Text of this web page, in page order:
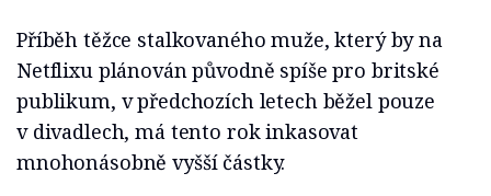
Příběh těžce stalkovaného muže, který by na
Netflixu plánován původně spíše pro britské
publikum, v předchozích letech běžel pouze
v divadlech, má tento rok inkasovat
mnohonásobně vyšší částky.